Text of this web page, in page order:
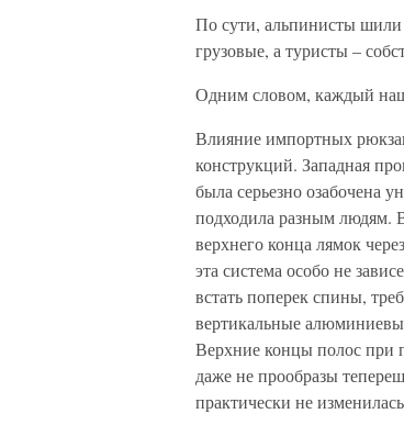
По сути, альпинисты шили
грузовые, а туристы –
Одним словом, каждый
Влияние импортных
конструкций. Западная
была серьезно озабочена
подходила разным людям.
верхнего конца лямок
эта система особо не
встать поперек спины,
вертикальные
Верхние концы полос при
даже не прообразы
практически не